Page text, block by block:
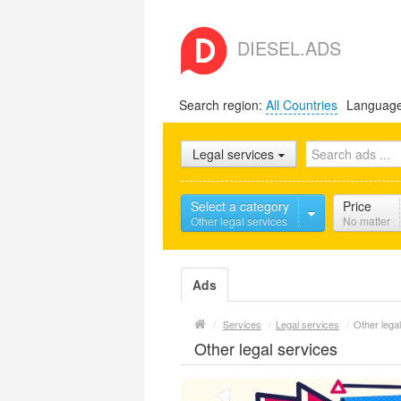
DIESEL.ADS
Search region: All Countries
Legal services
Select a category
Other legal services
Price
No matter
Ads
/ Services / Legal services / Other
Other legal services